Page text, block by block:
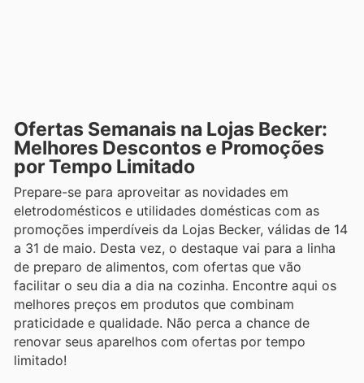
Ofertas Semanais na Lojas Becker:
Melhores Descontos e Promoções
por Tempo Limitado
Prepare-se para aproveitar as novidades em
eletrodomésticos e utilidades domésticas com as
promoções imperdíveis da Lojas Becker, válidas de 14
a 31 de maio. Desta vez, o destaque vai para a linha
de preparo de alimentos, com ofertas que vão
facilitar o seu dia a dia na cozinha. Encontre aqui os
melhores preços em produtos que combinam
praticidade e qualidade. Não perca a chance de
renovar seus aparelhos com ofertas por tempo
limitado!